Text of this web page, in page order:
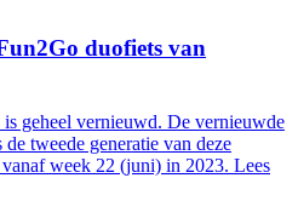
duofiets van
geheel vernieuwd. De vernieuwde
tweede generatie van deze
week 22 (juni) in 2023. Lees